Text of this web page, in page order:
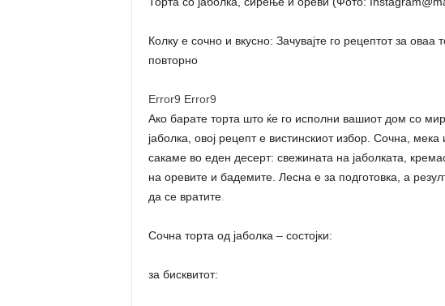
Колку е сочно и вкусно: Зачувајте го рецептот за
повторно
Error9 Error9
Ако барате торта што ќе го исполни вашиот дом со
јаболка, овој рецепт е вистинскиот избор. Сочна,
сакаме во еден десерт: свежината на јаболката,
на оревите и бадемите. Лесна е за подготовка, а
да се вратите.
Сочна торта од јаболка – состојки:
за бисквитот: